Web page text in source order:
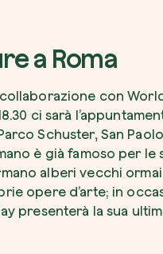
a Roma
collaborazione con
ci sarà
Schuster, San
è già famoso per le
alberi vecchi ormai
opere d’arte; in
presenterà la sua